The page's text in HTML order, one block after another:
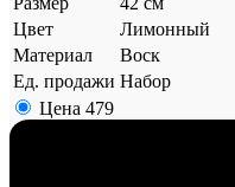
Цвет
Лимонный
Материал
Воск
Ед. продажи Набор
Цена 479